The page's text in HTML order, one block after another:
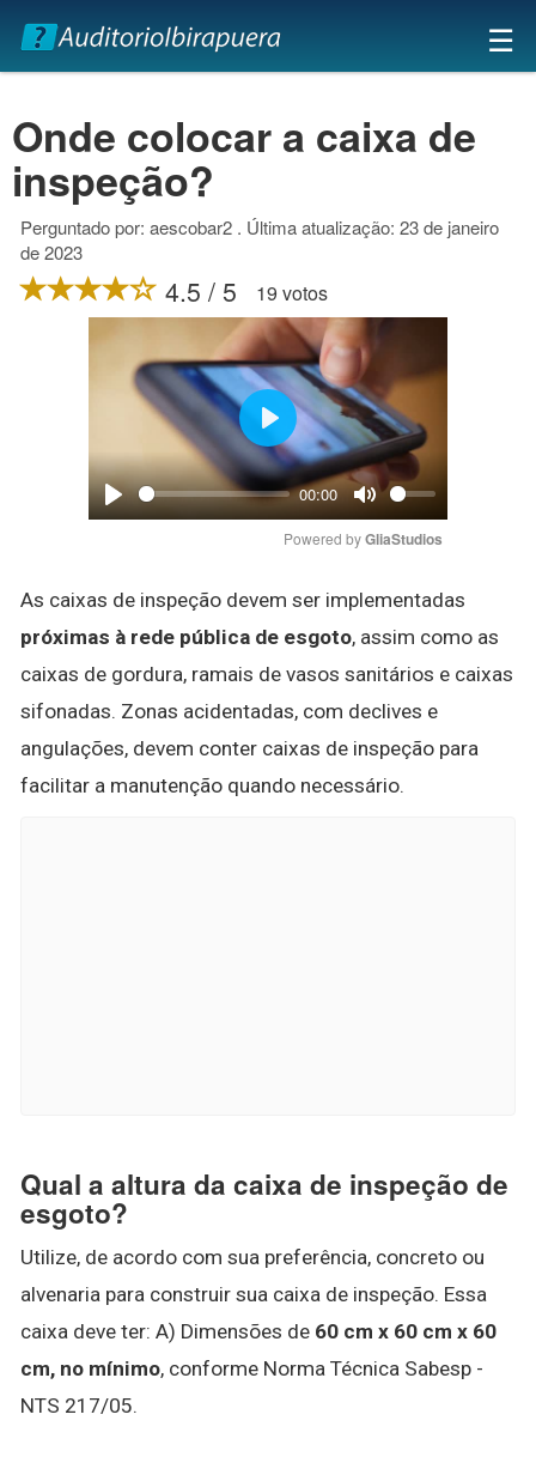
×
☰
Onde colocar a caixa de
inspeção?
Perguntado por: aescobar2 . Última atualização: 23 de janeiro
de 2023
4.5 / 5 19 votos
Play
00:00
Mute
Play
Powered by GliaStudios
As caixas de inspeção devem ser implementadas
próximas à rede pública de esgoto, assim como as
caixas de gordura, ramais de vasos sanitários e caixas
sifonadas. Zonas acidentadas, com declives e
angulações, devem conter caixas de inspeção para
facilitar a manutenção quando necessário.
Qual a altura da caixa de inspeção de
esgoto?
Utilize, de acordo com sua preferência, concreto ou
alvenaria para construir sua caixa de inspeção. Essa
caixa deve ter: A) Dimensões de 60 cm x 60 cm x 60
cm, no mínimo, conforme Norma Técnica Sabesp -
NTS 217/05.